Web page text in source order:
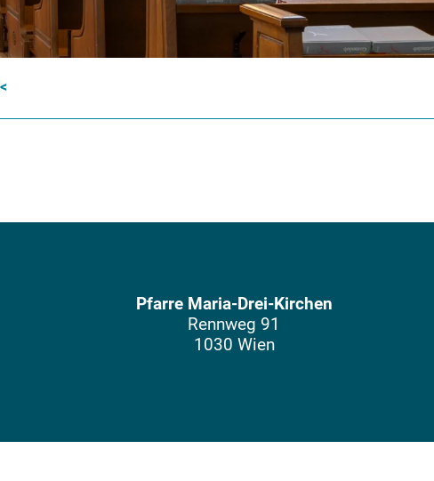
Pfarre Maria-Drei-Kirchen
Rennweg 91
1030 Wien